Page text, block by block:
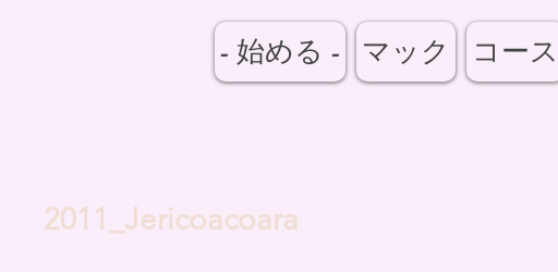
- 始める - マック コース
2011_Jericoacoara